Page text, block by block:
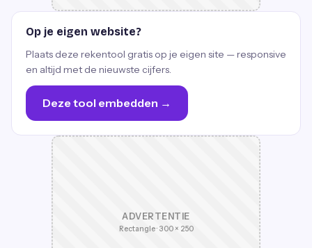
Op je eigen website?
Plaats deze rekentool gratis op je eigen site — responsive
en altijd met de nieuwste cijfers.
Deze tool embedden →
ADVERTENTIE
Rectangle · 300 × 250